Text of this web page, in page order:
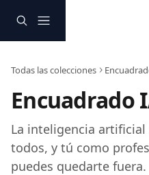
Todas las colecciones
Encuadrado
La inteligencia
todos, y tú como
puedes quedarte fuera.